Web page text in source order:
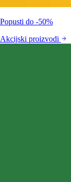
Popusti do -50%
Akcijski proizvodi